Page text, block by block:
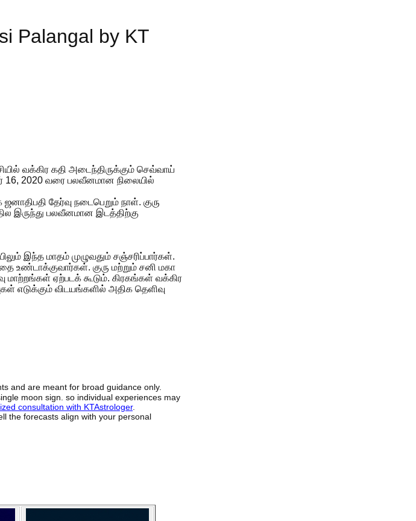
Palangal by KT
வக்கிர கதி அடைந்திருக்கும் செவ்வாய்
16, 2020 வரை பலவீனமான நிலையில்
தேர்வு நடைபெறும் நாள். குரு
இருந்து பலவீனமான இடத்திற்கு
இந்த மாதம் முழுவதும் சஞ்சரிப்பார்கள்.
உண்டாக்குவார்கள். குரு மற்றும் சனி மகா
மாற்றங்கள் ஏற்படக் கூடும். கிரகங்கள் வக்கிர
எடுக்கும் விடயங்களில் அதிக தெளிவு
and are meant for broad guidance only.
moon sign. so individual experiences may
consultation with KTAstrologer.
the forecasts align with your personal